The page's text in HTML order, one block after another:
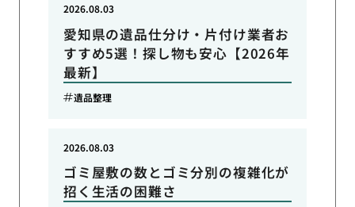
愛知県の遺品仕分け・片付け業者お
すすめ5選！探し物も安心【2026年
最新】
2026.08.03
遺品整理
ゴミ屋敷の数とゴミ分別の複雑化が
招く生活の困難さ
2026.08.03